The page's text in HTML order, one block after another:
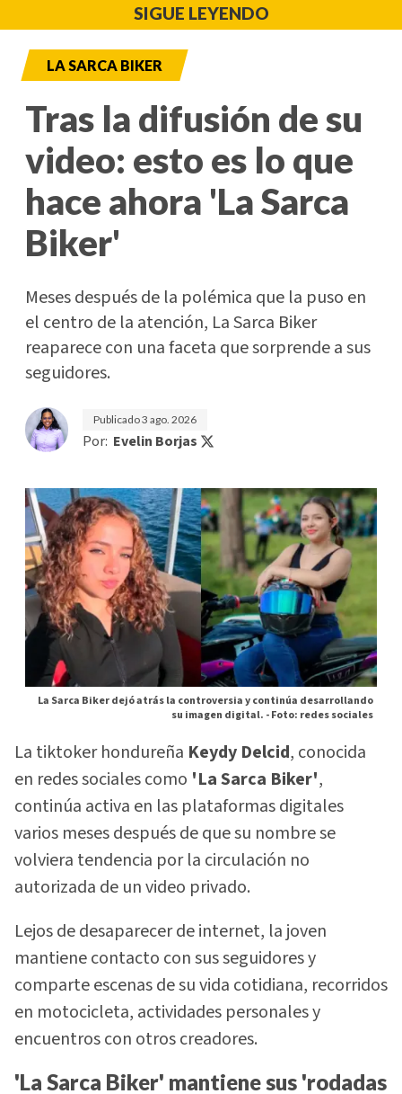
SIGUE LEYENDO
LA SARCA BIKER
Tras la difusión de su
video: esto es lo que
hace ahora 'La Sarca
Biker'
Meses después de la polémica que la puso en
el centro de la atención, La Sarca Biker
reaparece con una faceta que sorprende a sus
seguidores.
Publicado3 ago. 2026
Por: Evelin Borjas
La Sarca Biker dejó atrás la controversia y continúa desarrollando
su imagen digital. -Foto: redes sociales
La tiktoker hondureña Keydy Delcid, conocida
en redes sociales como 'La Sarca Biker',
continúa activa en las plataformas digitales
varios meses después de que su nombre se
volviera tendencia por la circulación no
autorizada de un video privado.
Lejos de desaparecer de internet, la joven
mantiene contacto con sus seguidores y
comparte escenas de su vida cotidiana, recorridos
en motocicleta, actividades personales y
encuentros con otros creadores.
'La Sarca Biker' mantiene sus 'rodadas